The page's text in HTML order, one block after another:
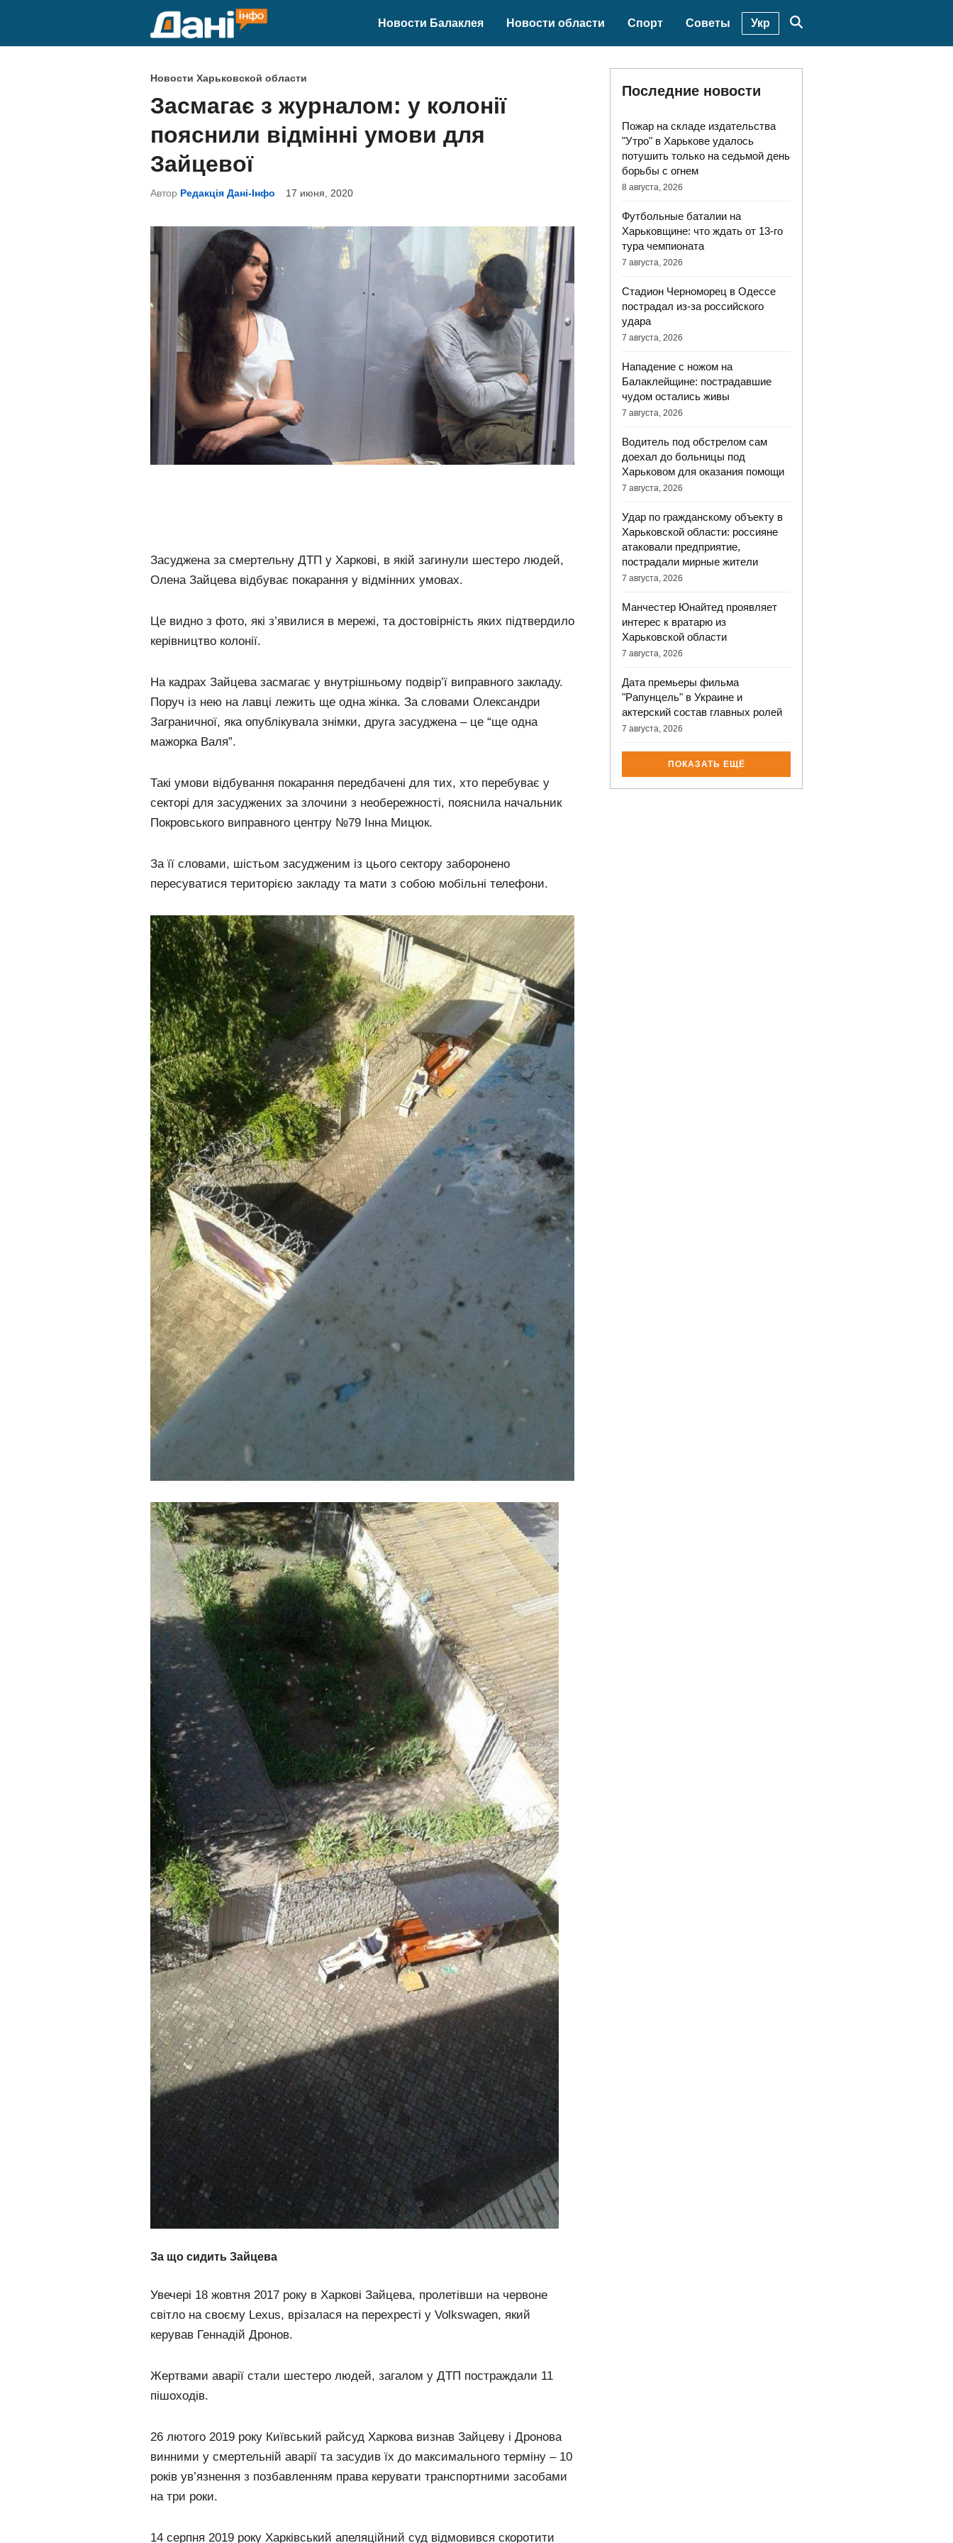
Новости Балаклея Новости области Спорт Советы Укр
О
п
у
б
л
и
к
а
в
Новости Харьковской области
Засмагає з журналом: у колонії
пояснили відмінні умови для
Зайцевої
Автор Редакція Дані-Інфо 17 июня, 2020
Засуджена за смертельну ДТП у Харкові, в якій загинули шестеро людей,
Олена Зайцева відбуває покарання у відмінних умовах.
Це видно з фото, які з’явилися в мережі, та достовірність яких підтвердило
керівництво колонії.
На кадрах Зайцева засмагає у внутрішньому подвір’ї виправного закладу.
Поруч із нею на лавці лежить ще одна жінка. За словами Олександри
Заграничної, яка опублікувала знімки, друга засуджена – це “ще одна
мажорка Валя”.
Такі умови відбування покарання передбачені для тих, хто перебуває у
секторі для засуджених за злочини з необережності, пояснила начальник
Покровського виправного центру №79 Інна Мицюк.
За її словами, шістьом засудженим із цього сектору заборонено
пересуватися територією закладу та мати з собою мобільні телефони.
За що сидить Зайцева
Увечері 18 жовтня 2017 року в Харкові Зайцева, пролетівши на червоне
світло на своєму Lexus, врізалася на перехресті у Volkswagen, який
керував Геннадій Дронов.
Жертвами аварії стали шестеро людей, загалом у ДТП постраждали 11
пішоходів.
26 лютого 2019 року Київський райсуд Харкова визнав Зайцеву і Дронова
винними у смертельній аварії та засудив їх до максимального терміну – 10
років ув’язнення з позбавленням права керувати транспортними засобами
на три роки.
14 серпня 2019 року Харківський апеляційний суд відмовився скоротити
Последние новости
Пожар на складе издательства
"Утро" в Харькове удалось
потушить только на седьмой день
борьбы с огнем
8 августа, 2026
Футбольные баталии на
Харьковщине: что ждать от 13-го
тура чемпионата
7 августа, 2026
Стадион Черноморец в Одессе
пострадал из-за российского
удара
7 августа, 2026
Нападение с ножом на
Балаклейщине: пострадавшие
чудом остались живы
7 августа, 2026
Водитель под обстрелом сам
доехал до больницы под
Харьковом для оказания помощи
7 августа, 2026
Удар по гражданскому объекту в
Харьковской области: россияне
атаковали предприятие,
пострадали мирные жители
7 августа, 2026
Манчестер Юнайтед проявляет
интерес к вратарю из
Харьковской области
7 августа, 2026
Дата премьеры фильма
"Рапунцель" в Украине и
актерский состав главных ролей
7 августа, 2026
ПОКАЗАТЬ ЕЩЁ